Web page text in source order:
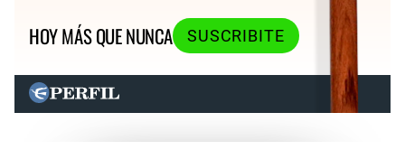
HOY MÁS QUE NUNCA
SUSCRIBITE